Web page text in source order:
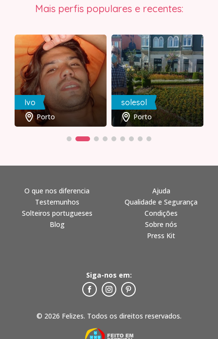
Mais perfis populares e recentes:
Ivo
Porto
solesol
Porto
© 2026 Felizes. Todos os direitos reservados.
O que nos diferencia
Testemunhos
Solteiros portugueses
Blog
Ajuda
Qualidade e Segurança
Condições
Sobre nós
Press Kit
Siga-nos em: